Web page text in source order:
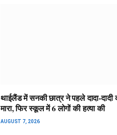
थाईलैंड में सनकी छात्र ने पहले दादा-दादी
मारा, फिर स्कूल में 6 लोगों की हत्या की
AUGUST 7, 2026